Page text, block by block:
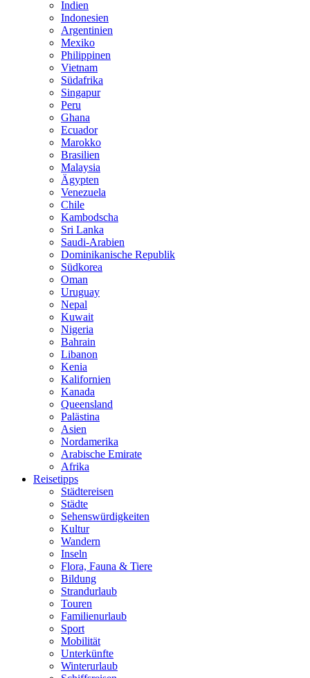
Indien
Indonesien
Argentinien
Mexiko
Philippinen
Vietnam
Südafrika
Singapur
Peru
Ghana
Ecuador
Marokko
Brasilien
Malaysia
Ägypten
Venezuela
Chile
Kambodscha
Sri Lanka
Saudi-Arabien
Dominikanische Republik
Südkorea
Oman
Uruguay
Nepal
Kuwait
Nigeria
Bahrain
Libanon
Kenia
Kalifornien
Kanada
Queensland
Palästina
Asien
Nordamerika
Arabische Emirate
Afrika
Reisetipps
Städtereisen
Städte
Sehenswürdigkeiten
Kultur
Wandern
Inseln
Flora, Fauna & Tiere
Bildung
Strandurlaub
Touren
Familienurlaub
Sport
Mobilität
Unterkünfte
Winterurlaub